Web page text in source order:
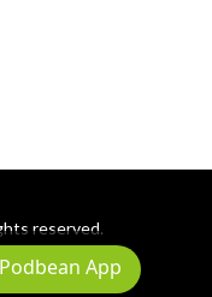
reserved.
App